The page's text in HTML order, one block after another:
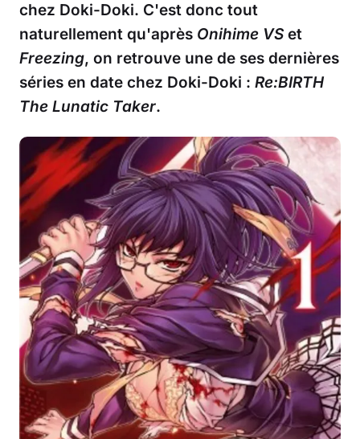
Sciences & Tech
Forum
chez Doki-Doki. C'est donc tout
naturellement qu'après Onihime VS et
Freezing, on retrouve une de ses dernières
séries en date chez Doki-Doki : Re:BIRTH
The Lunatic Taker.